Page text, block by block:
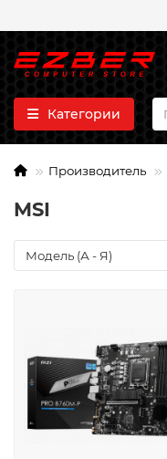
Категории
Производитель
MSI